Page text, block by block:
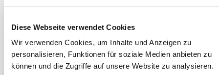
Diese Webseite verwendet Cookies
Wir verwenden Cookies, um Inhalte und Anzeigen zu
personalisieren, Funktionen für soziale Medien anbieten zu
können und die Zugriffe auf unsere Website zu analysieren.
Laagste Prijsgarantie
Mijn account